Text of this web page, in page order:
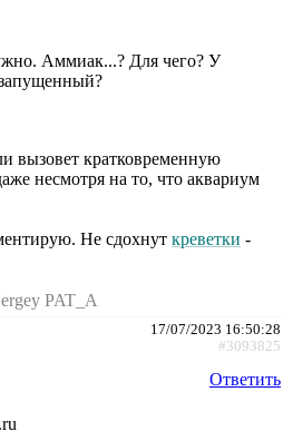
Аммиак...? Для чего? У
вызовет кратковременную
несмотря на то, что аквариум
Не сдохнут креветки -
PAT_A
17/07/2023 16:50:28
#3093825
Ответить